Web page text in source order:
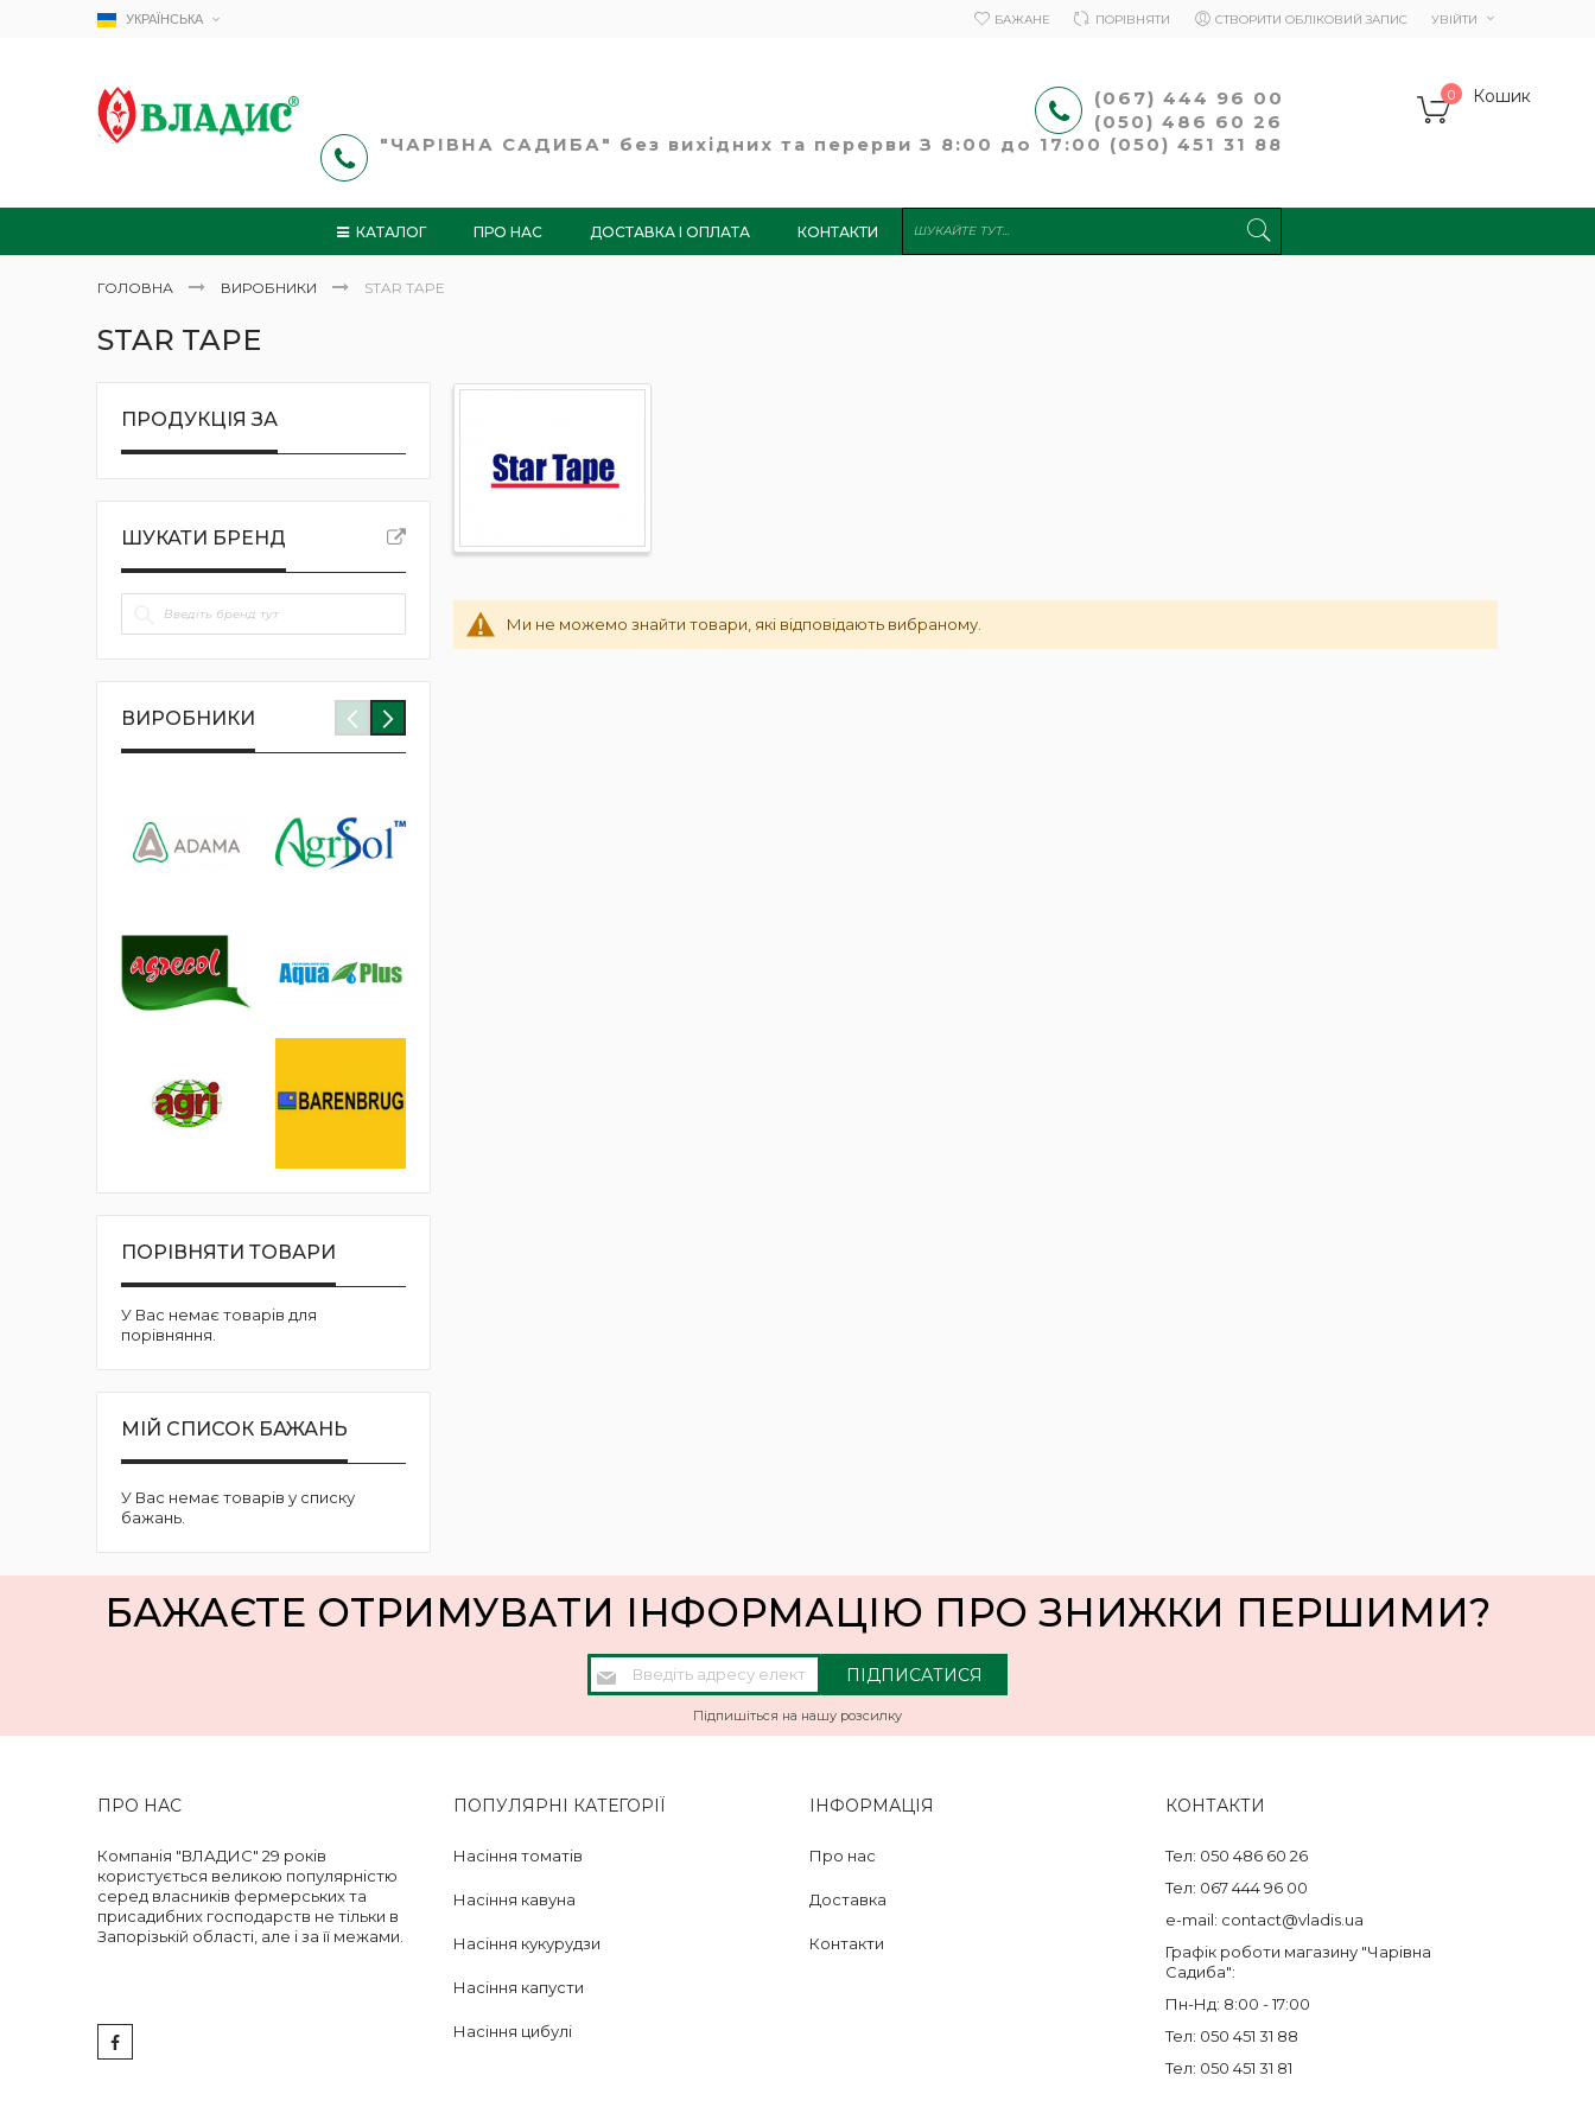
УКРАЇНСЬКА БАЖАНЕ ПОРІВНЯТИ УВІЙТИ
СТВОРИТИ ОБЛІКОВИЙ ЗАПИС
Кошик
0
(067) 444 96 00
(050) 486 60 26
"ЧАРІВНА САДИБА" без вихідних та перерви З 8:00 до 17:00 (050) 451 31 88
КАТАЛОГ ПРО НАС ДОСТАВКА І ОПЛАТА КОНТАКТИ
ГОЛОВНА ВИРОБНИКИ STAR TAPE
STAR TAPE
Ми не можемо знайти товари, які відповідають вибраному.
ПРОДУКЦІЯ ЗА
ШУКАТИ БРЕНД
ВИРОБНИКИ
ПОРІВНЯТИ ТОВАРИ
У Вас немає товарів для
порівняння.
МІЙ СПИСОК БАЖАНЬ
У Вас немає товарів у списку
бажань.
БАЖАЄТЕ ОТРИМУВАТИ ІНФОРМАЦІЮ ПРО ЗНИЖКИ ПЕРШИМИ?
Підпишіться
на
розсилку
ПІДПИСАТИСЯ
Підпишіться на нашу розсилку
ПРО НАС
Компанія "ВЛАДИС" 29 років
користується великою популярністю
серед власників фермерських та
присадибних господарств не тільки в
Запорізькій області, але і за її межами.
ПОПУЛЯРНІ КАТЕГОРІЇ
Насіння томатів
Насіння кавуна
Насіння кукурудзи
Насіння капусти
Насіння цибулі
ІНФОРМАЦІЯ
Про нас
Доставка
Контакти
КОНТАКТИ
Тел: 050 486 60 26
Тел: 067 444 96 00
e-mail: contact@vladis.ua
Графік роботи магазину "Чарівна
Садиба":
Пн-Нд: 8:00 - 17:00
Тел: 050 451 31 88
Тел: 050 451 31 81